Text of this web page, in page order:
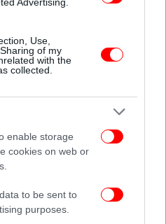
Use,
of my
with the
collected.
enable storage
cookies on web or
to be sent to
purposes.